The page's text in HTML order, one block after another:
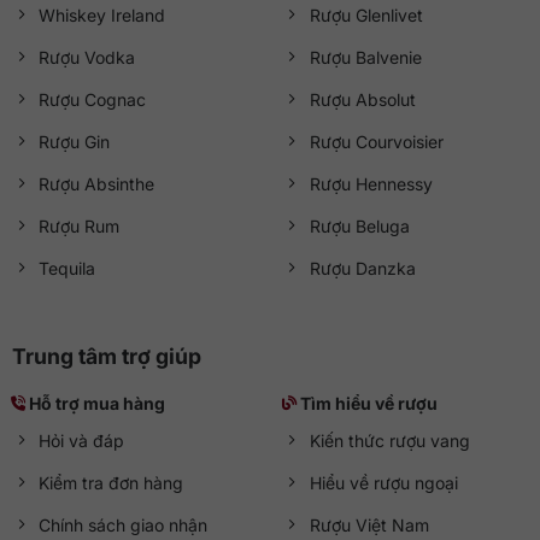
Rượu Ballantine’s 21 năm 700ml
là lựa chọn lý tưởng cho
những người sành
Scotch whisky , mang đến trải nghiệm
phân phối chính hãng sản phẩm này, đảm bảo chất lượng
chuẩn quốc tế, nguồn gốc minh bạch và giá thành cạnh
Zalo:
Hỗ trợ khách hàng
Bán hàng:sales@qkawine.com
Dịch vụ sau bán hàng:
help@qkawine.comhoặc
Cửa hàng QKAWine
Whiskey Ireland
Rượu Vodka
Rượu Cognac
Rượu Gin
Rượu Absinthe
Rượu Rum
Tequila
Rượu Glenlivet
Rượu Balvenie
Rượu Absolut
Rượu Courvoisier
Rượu Hennessy
Rượu Beluga
Rượu Danzka
Trung tâm trợ giúp
Hỗ trợ mua hàng
Hỏi và đáp
Kiểm tra đơn hàng
Chính sách giao nhận
Tìm hiểu về rượu
Kiến thức rượu vang
Hiểu về rượu ngoại
Rượu Việt Nam